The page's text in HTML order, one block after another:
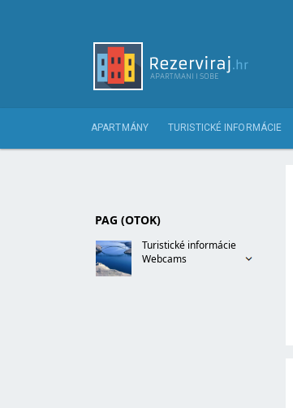
APARTMÁNY TURISTICKÉ INFORMÁCIE
PAG (OTOK)
Turistické informácie
Webcams